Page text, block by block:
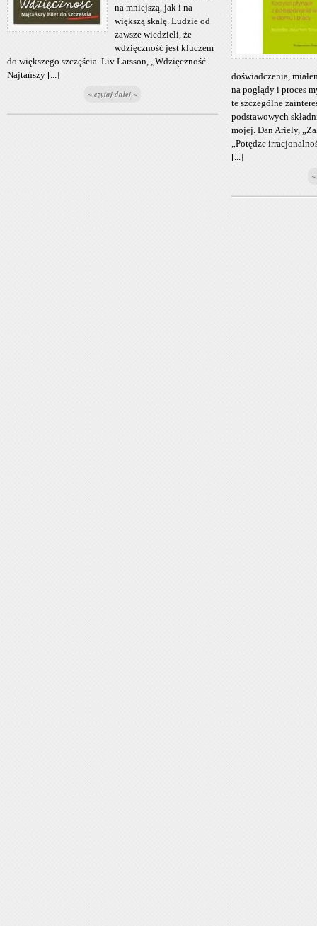
na mniejszą, jak i na
większą skalę. Ludzie od
zawsze wiedzieli, że
wdzięczność jest kluczem
do większego szczęścia. Liv Larsson, „Wdzięczność.
Najtańszy [...]
~ czytaj dalej ~
doświadczenia,
na poglądy i proces
te szczególne
podstawowych
mojej. Dan Ariely,
„Potędze
[...]